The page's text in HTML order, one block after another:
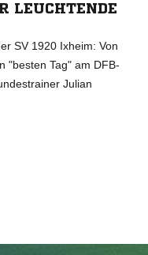
LEUCHTENDE
SV 1920 Ixheim: Von
"besten Tag" am DFB-
Julian